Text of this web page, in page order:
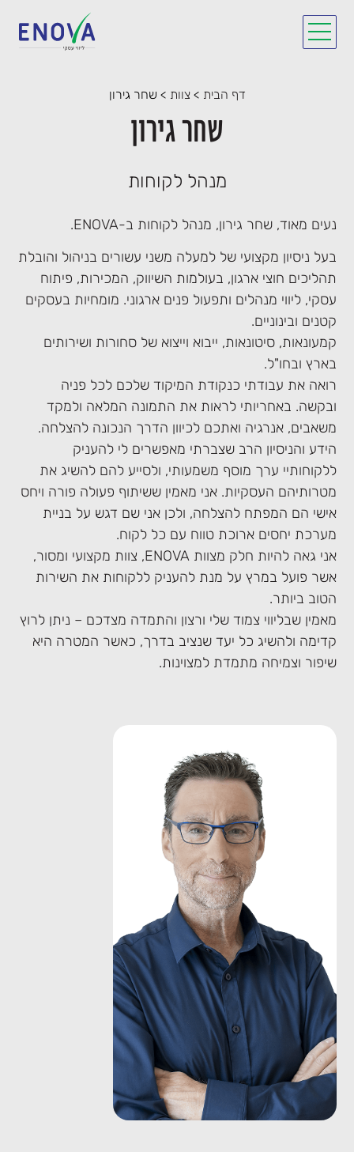
דף הבית >צוות > שחר גירון
שחר גירון
מנהל לקוחות
נעים מאוד, שחר גירון, מנהל לקוחות ב-ENOVA.
בעל ניסיון מקצועי של למעלה משני עשורים בניהול והובלת
תהליכים חוצי ארגון, בעולמות השיווק, המכירות, פיתוח
עסקי, ליווי מנהלים ותפעול פנים ארגוני. מומחיות בעסקים
קטנים ובינוניים.
קמעונאות, סיטונאות, ייבוא וייצוא של סחורות ושירותים
בארץ ובחו"ל.
רואה את עבודתי כנקודת המיקוד שלכם לכל פניה
ובקשה. באחריותי לראות את התמונה המלאה ולמקד
משאבים, אנרגיה ואתכם לכיוון הדרך הנכונה להצלחה.
הידע והניסיון הרב שצברתי מאפשרים לי להעניק
ללקוחותיי ערך מוסף משמעותי, ולסייע להם להשיג את
מטרותיהם העסקיות. אני מאמין ששיתוף פעולה פורה ויחס
אישי הם המפתח להצלחה, ולכן אני שם דגש על בניית
מערכת יחסים ארוכת טווח עם כל לקוח.
אני גאה להיות חלק מצוות ENOVA, צוות מקצועי ומסור,
אשר פועל במרץ על מנת להעניק ללקוחות את השירות
הטוב ביותר.
מאמין שבליווי צמוד שלי ורצון והתמדה מצדכם – ניתן לרוץ
קדימה ולהשיג כל יעד שנציב בדרך, כאשר המטרה היא
שיפור וצמיחה מתמדת למצוינות.